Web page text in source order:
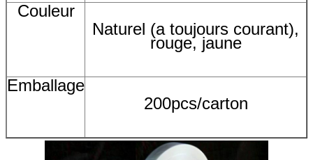
Couleur
Naturel (a toujours courant),
rouge, jaune
Emballage
200pcs/carton